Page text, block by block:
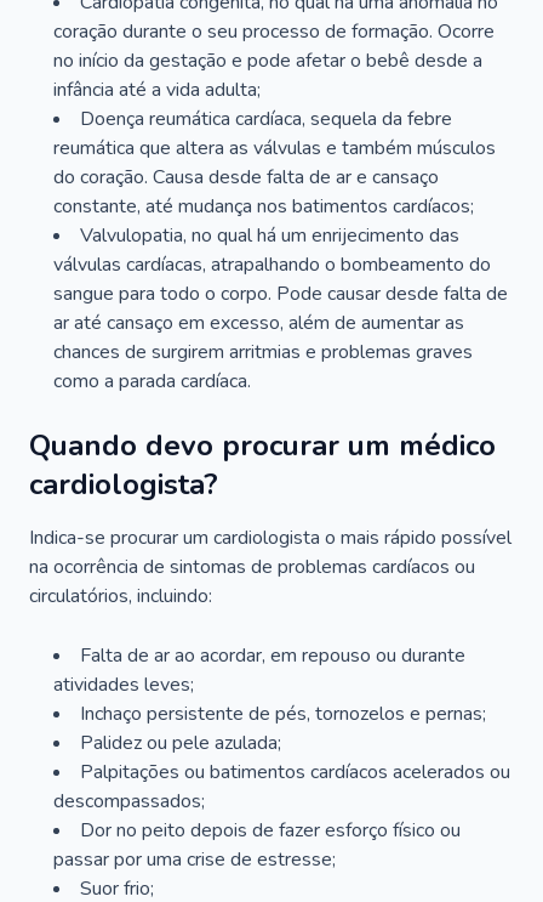
coração durante o seu processo de formação. Ocorre
no início da gestação e pode afetar o bebê desde a
infância até a vida adulta;
Doença reumática cardíaca, sequela da febre
reumática que altera as válvulas e também músculos
do coração. Causa desde falta de ar e cansaço
constante, até mudança nos batimentos cardíacos;
Valvulopatia, no qual há um enrijecimento das
válvulas cardíacas, atrapalhando o bombeamento do
sangue para todo o corpo. Pode causar desde falta de
ar até cansaço em excesso, além de aumentar as
chances de surgirem arritmias e problemas graves
como a parada cardíaca.
Quando devo procurar um médico
cardiologista?
Indica-se procurar um cardiologista o mais rápido possível
na ocorrência de sintomas de problemas cardíacos ou
circulatórios, incluindo:
Falta de ar ao acordar, em repouso ou durante
atividades leves;
Inchaço persistente de pés, tornozelos e pernas;
Palidez ou pele azulada;
Palpitações ou batimentos cardíacos acelerados ou
descompassados;
Dor no peito depois de fazer esforço físico ou
passar por uma crise de estresse;
Suor frio;